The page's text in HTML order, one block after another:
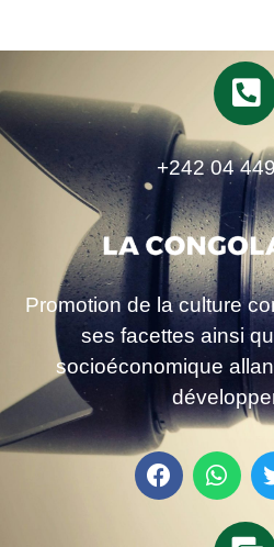
+242 04
Promotion de la culture
ses facettes ainsi
socioéconomique